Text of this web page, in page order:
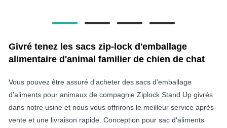
Givré tenez les sacs zip-lock d'emballage
alimentaire d'animal familier de chien de chat
Vous pouvez être assuré d'acheter des sacs d'emballage
d'aliments pour animaux de compagnie Ziplock Stand Up givrés
dans notre usine et nous vous offrirons le meilleur service après-
vente et une livraison rapide. Conception pour sac d'aliments